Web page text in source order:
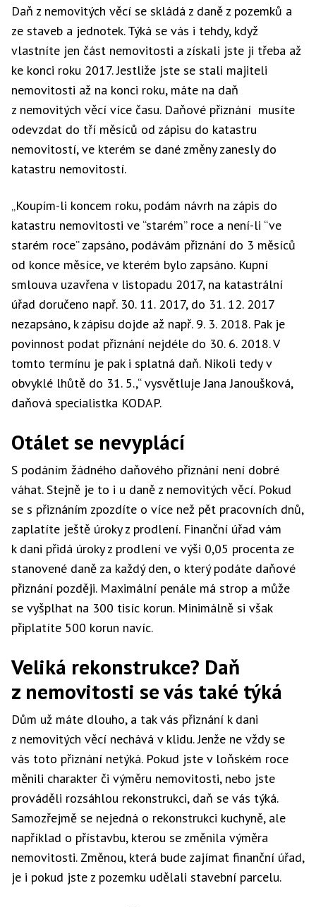
Daň z nemovitých věcí se skládá z daně z pozemků a
ze staveb a jednotek. Týká se vás i tehdy, když
vlastníte jen část nemovitosti a získali jste ji třeba až
ke konci roku 2017. Jestliže jste se stali majiteli
nemovitosti až na konci roku, máte na daň
z nemovitých věcí více času. Daňové přiznání musíte
odevzdat do tří měsíců od zápisu do katastru
nemovitostí, ve kterém se dané změny zanesly do
katastru nemovitostí.
„Koupím-li koncem roku, podám návrh na zápis do
katastru nemovitosti ve “starém” roce a není-li “ve
starém roce” zapsáno, podávám přiznání do 3 měsíců
od konce měsíce, ve kterém bylo zapsáno. Kupní
smlouva uzavřena v listopadu 2017, na katastrální
úřad doručeno např. 30. 11. 2017, do 31. 12. 2017
nezapsáno, k zápisu dojde až např. 9. 3. 2018. Pak je
povinnost podat přiznání nejdéle do 30. 6. 2018. V
tomto termínu je pak i splatná daň. Nikoli tedy v
obvyklé lhůtě do 31. 5.,“ vysvětluje Jana Janoušková,
daňová specialistka KODAP.
Otálet se nevyplácí
S podáním žádného daňového přiznání není dobré
váhat. Stejně je to i u daně z nemovitých věcí. Pokud
se s přiznáním zpozdíte o více než pět pracovních dnů,
zaplatíte ještě úroky z prodlení. Finanční úřad vám
k dani přidá úroky z prodlení ve výši 0,05 procenta ze
stanovené daně za každý den, o který podáte daňové
přiznání později. Maximální penále má strop a může
se vyšplhat na 300 tisíc korun. Minimálně si však
připlatíte 500 korun navíc.
Veliká rekonstrukce? Daň
z nemovitosti se vás také týká
Dům už máte dlouho, a tak vás přiznání k dani
z nemovitých věcí nechává v klidu. Jenže ne vždy se
vás toto přiznání netýká. Pokud jste v loňském roce
měnili charakter či výměru nemovitosti, nebo jste
prováděli rozsáhlou rekonstrukci, daň se vás týká.
Samozřejmě se nejedná o rekonstrukci kuchyně, ale
například o přístavbu, kterou se změnila výměra
nemovitosti. Změnou, která bude zajímat finanční úřad,
je i pokud jste z pozemku udělali stavební parcelu.